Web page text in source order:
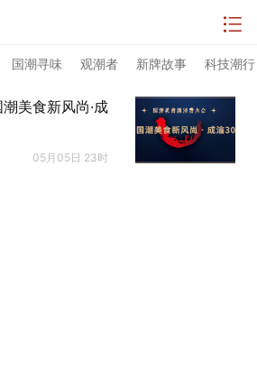
国潮寻味 观潮者 新牌故事 科技潮行
美食新风尚·成
05月05日 23时